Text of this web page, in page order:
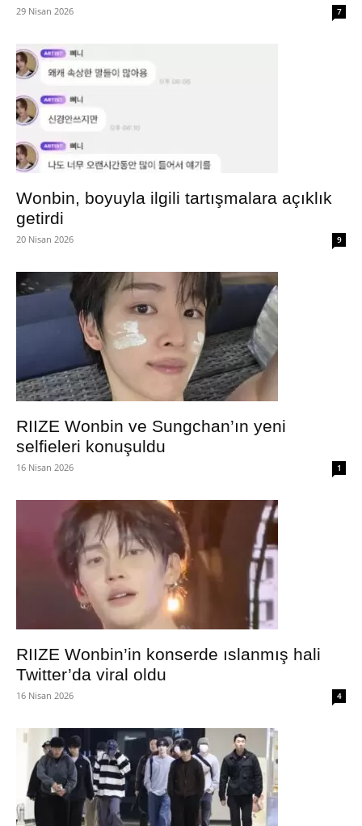
29 Nisan 2026 7
Wonbin, boyuyla ilgili tartışmalara açıklık
getirdi
20 Nisan 2026 9
RIIZE Wonbin ve Sungchan’ın yeni
selfieleri konuşuldu
16 Nisan 2026 1
RIIZE Wonbin’in konserde ıslanmış hali
Twitter’da viral oldu
16 Nisan 2026 4